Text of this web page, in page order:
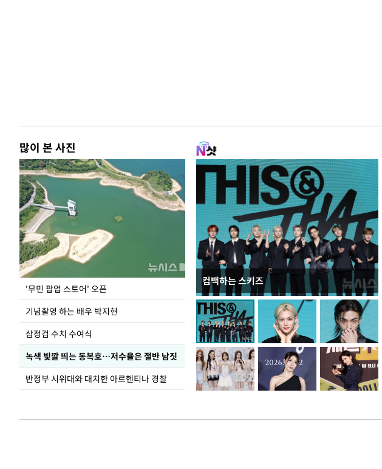
많이 본 사진
'무민 팝업 스토어' 오픈
기념촬영 하는 배우 박지현
삼정검 수치 수여식
녹색 빛깔 띄는 동복호…저수율은 절반 남짓
반정부 시위대와 대치한 아르헨티나 경찰
컴백하는 스키즈
이 대통령, 국가폭력 피해자에 위로·사과…"국가
가 책임지고 치유"